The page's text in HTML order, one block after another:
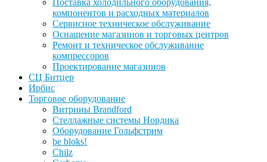
Поставка холодильного оборудования,
компонентов и расходных материалов
Сервисное техническое обслуживание
Оснащение магазинов и торговых центров
Ремонт и техническое обслуживание
компрессоров
Проектирование магазинов
СЦ Битцер
Ирбис
Торговое оборудование
Витрины Brandford
Стеллажные системы Нордика
Оборудование Гольфстрим
be bloks!
Chilz